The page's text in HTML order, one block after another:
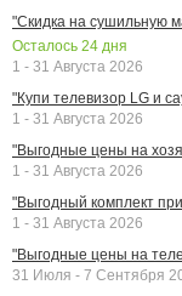
"Скидка на сушильную
Осталось 24 дня
1 - 31 Августа 2026
"Купи телевизор LG и
1 - 31 Августа 2026
"Выгодные цены на
1 - 31 Августа 2026
"Выгодный комплект
1 - 31 Августа 2026
"Выгодные цены на
31 Июля - 7 Сентября